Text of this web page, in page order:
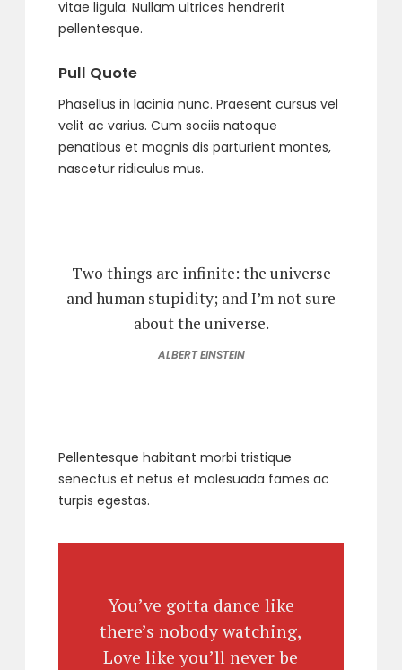
vitae ligula. Nullam ultrices hendrerit
pellentesque.
Pull Quote
Phasellus in lacinia nunc. Praesent cursus vel
velit ac varius. Cum sociis natoque
penatibus et magnis dis parturient montes,
nascetur ridiculus mus.
Two things are infinite: the universe
and human stupidity; and I’m not sure
about the universe.
ALBERT EINSTEIN
Pellentesque habitant morbi tristique
senectus et netus et malesuada fames ac
turpis egestas.
You’ve gotta dance like
there’s nobody watching,
Love like you’ll never be